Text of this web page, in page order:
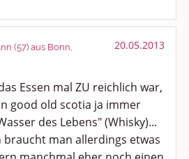
(57) aus Bonn,
20.05.2013
Essen mal ZU reichlich war,
good old scotia ja immer
des Lebens" (Whisky)...
braucht man allerdings etwas